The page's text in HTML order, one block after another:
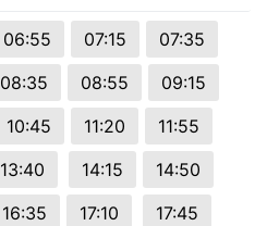
06:55 07:15
07:35
08:35 08:55
09:15
10:45 11:20
11:55
13:40 14:15
14:50
16:35 17:10
17:45